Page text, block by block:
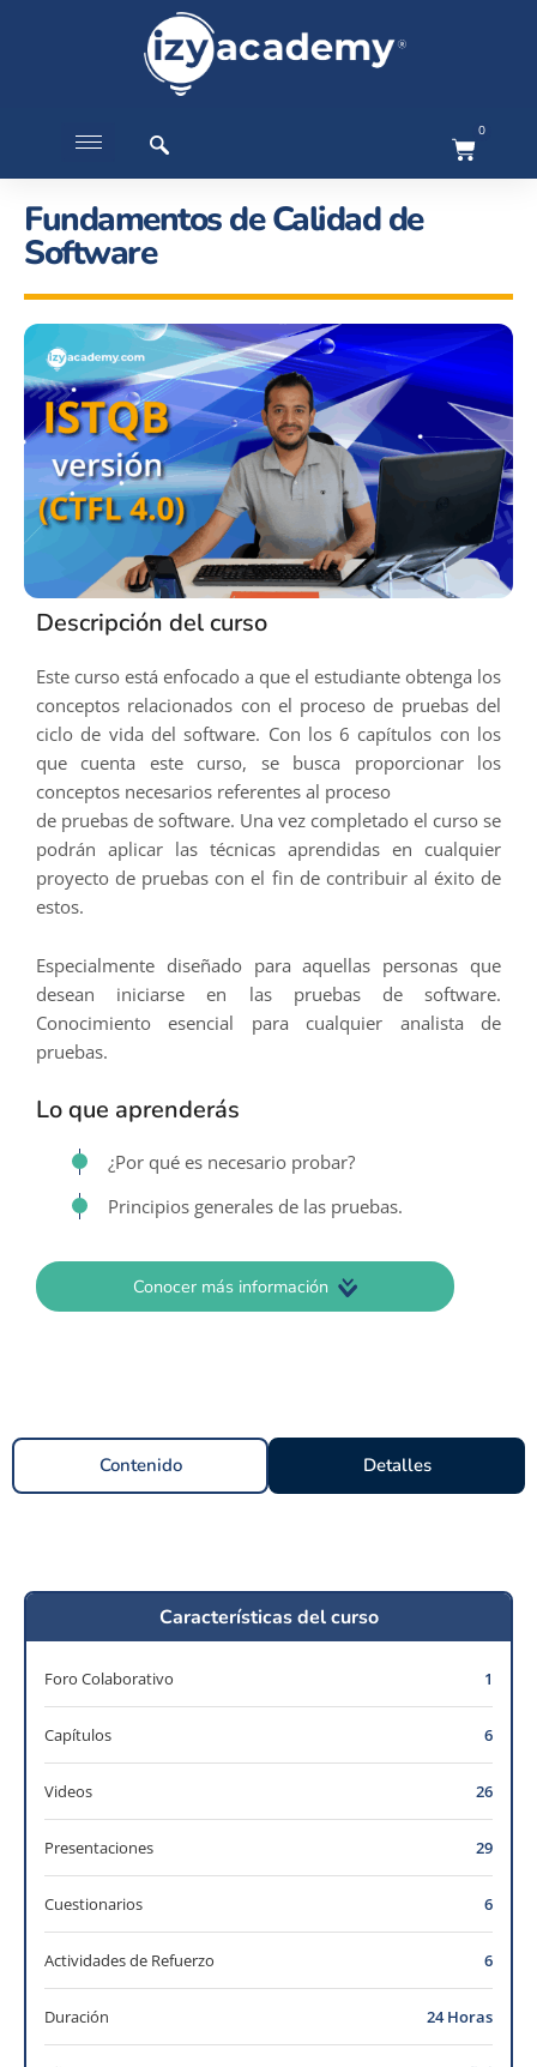
0
Fundamentos de Calidad de
Software
Descripción del curso
Este curso está enfocado a que el estudiante obtenga los
conceptos relacionados con el proceso de pruebas del
ciclo de vida del software. Con los 6 capítulos con los
que cuenta este curso, se busca proporcionar los
conceptos necesarios referentes al proceso
de pruebas de software. Una vez completado el curso se
podrán aplicar las técnicas aprendidas en cualquier
proyecto de pruebas con el fin de contribuir al éxito de
estos.
Especialmente diseñado para aquellas personas que
desean iniciarse en las pruebas de software.
Conocimiento esencial para cualquier analista de
pruebas.
Lo que aprenderás
¿Por qué es necesario probar?
Principios generales de las pruebas.
Conocer más información
Contenido Detalles
Características del curso
Foro Colaborativo 1
Capítulos 6
Videos 26
Presentaciones 29
Cuestionarios 6
Actividades de Refuerzo 6
Duración 24 Horas